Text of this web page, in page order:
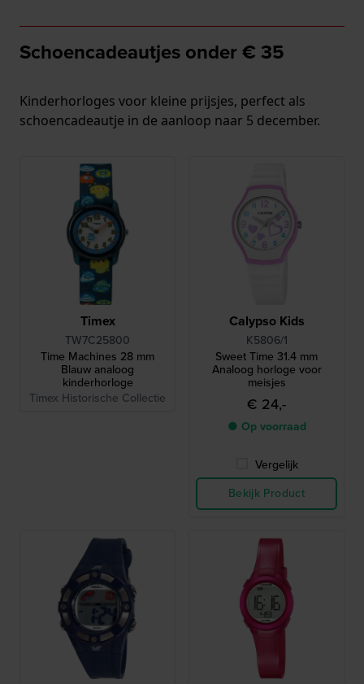
Schoencadeautjes onder € 35
Kinderhorloges voor kleine prijsjes, perfect als
schoencadeautje in de aanloop naar 5 december.
Timex
TW7C25800
Time Machines 28 mm
Blauw analoog
kinderhorloge
Timex Historische Collectie
Calypso Kids
K5806/1
Sweet Time 31.4 mm
Analoog horloge voor
meisjes
€ 24,-
● Op voorraad
Vergelijk
Bekijk Product